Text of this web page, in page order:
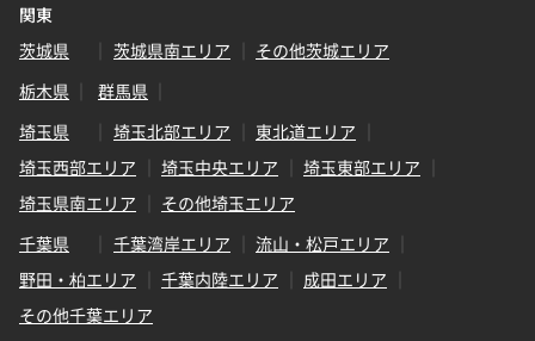
関東
茨城県
茨城県南エリア
その他茨城エリア
栃木県
群馬県
埼玉県
埼玉北部エリア
東北道エリア
埼玉西部エリア
埼玉中央エリア
埼玉東部エリア
埼玉県南エリア
その他埼玉エリア
千葉県
千葉湾岸エリア
流山・松戸エリア
野田・柏エリア
千葉内陸エリア
成田エリア
その他千葉エリア